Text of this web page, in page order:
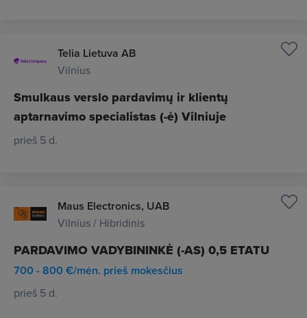
Telia Lietuva AB
Vilnius
Smulkaus verslo pardavimų ir klientų
aptarnavimo specialistas (-ė) Vilniuje
prieš 5 d.
Maus Electronics, UAB
Vilnius / Hibridinis
PARDAVIMO VADYBININKĖ (-AS) 0,5 ETATU
700 - 800 €/mėn. prieš mokesčius
prieš 5 d.